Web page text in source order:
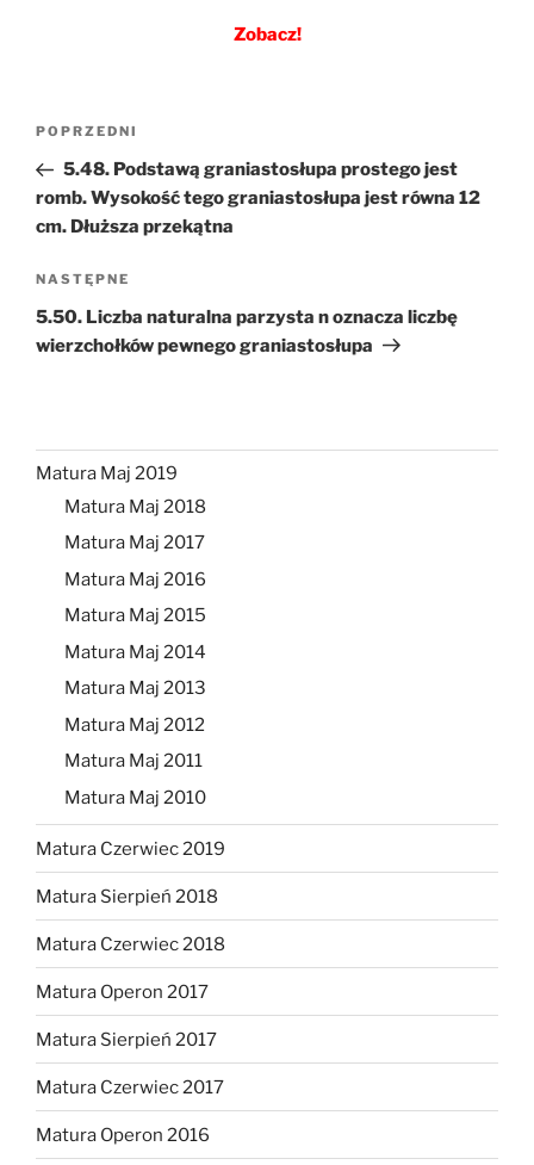
Zobacz!
Nawigacja
Poprzedni
wpis
POPRZEDNI
5.48. Podstawą graniastosłupa prostego jest
romb. Wysokość tego graniastosłupa jest równa 12
cm. Dłuższa przekątna
Następny
wpis
NASTĘPNE
5.50. Liczba naturalna parzysta n oznacza liczbę
wierzchołków pewnego graniastosłupa
Matura Maj 2019
Matura Maj 2018
Matura Maj 2017
Matura Maj 2016
Matura Maj 2015
Matura Maj 2014
Matura Maj 2013
Matura Maj 2012
Matura Maj 2011
Matura Maj 2010
Matura Czerwiec 2019
Matura Sierpień 2018
Matura Czerwiec 2018
Matura Operon 2017
Matura Sierpień 2017
Matura Czerwiec 2017
Matura Operon 2016